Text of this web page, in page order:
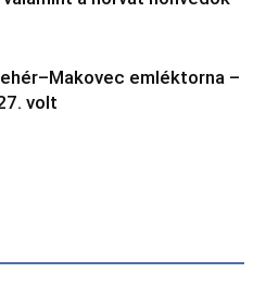
emléktorna –
volt